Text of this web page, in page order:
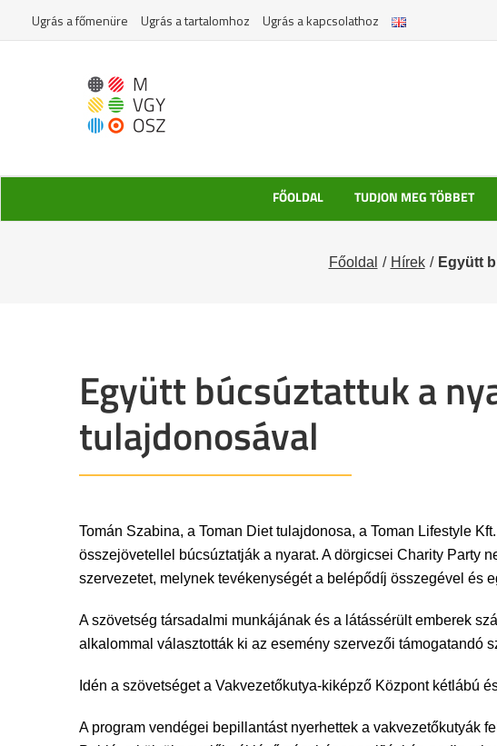
Ugrás a főmenüre Ugrás a tartalomhoz Ugrás a kapcsolathoz
FŐOLDAL TUDJON MEG TÖBBET
Főoldal Hírek Együtt
Együtt búcsúztattuk a
tulajdonosával
Tomán Szabina, a Toman Diet tulajdonosa, a Toman Lifestyle
összejövetellel búcsúztatják a nyarat. A dörgicsei Charity Party
szervezetet, melynek tevékenységét a belépődíj összegével és
A szövetség társadalmi munkájának és a látássérült emberek
alkalommal választották ki az esemény szervezői támogatandó
Idén a szövetséget a Vakvezetőkutya-kiképző Központ kétlábú
A program vendégei bepillantást nyerhettek a vakvezetőkutyák